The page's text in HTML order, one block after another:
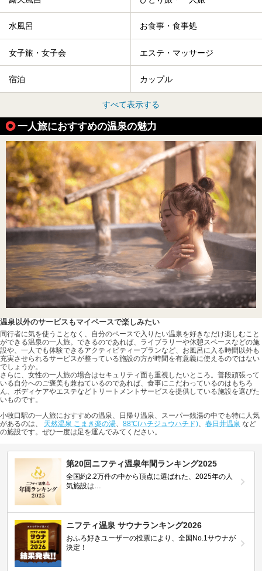
水風呂 お食事・食事処
女子旅・女子会 エステ・マッサージ
宿泊 カップル
すべて表示する
一人旅におすすめの温泉の魅力
温泉以外のサービスもマイペースで楽しみたい
同行者に気を使うことなく、自分のペースで入りたい温泉を好きなだけ楽しむこと
ができる温泉の一人旅。できるのであれば、ライブラリーや休憩スペースなどの施
設や、一人でも体験できるアクティビティープランなど、お風呂に入る時間以外も
充実させられるサービスが整っている施設の方が時間を有意義に使えるのではない
でしょうか。
さらに、女性の一人旅の場合はセキュリティ面も重視したいところ。普段頑張って
いる自分へのご褒美も兼ねているのであれば、食事にこだわっているのはもちろ
ん、ボディケアやエステなどトリートメントサービスを提供している施設を選びた
いものです。
小牧口駅の一人旅におすすめの温泉、日帰り温泉、スーパー銭湯の中でも特に人気
があるのは、 天然温泉 こまき楽の湯、 88℃(ハチジュウハチド)、 春日井温泉 など
の施設です。ぜひ一度は足を運んでみてください。
第20回ニフティ温泉年間ランキング2025
全国約2.2万件の中から頂点に選ばれた、2025年の人
気施設は…
ニフティ温泉 サウナランキング2026
おふろ好きユーザーの投票により、全国No.1サウナが
決定！